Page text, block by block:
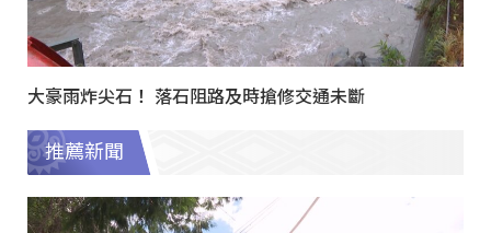
大豪雨炸尖石！ 落石阻路及時搶修交通未斷
推薦新聞